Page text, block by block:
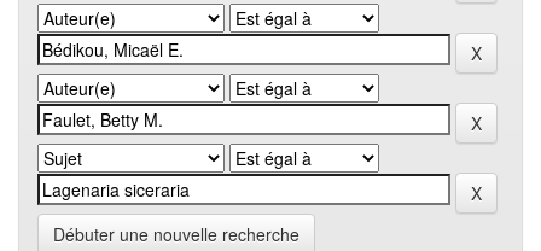
Débuter une nouvelle recherche